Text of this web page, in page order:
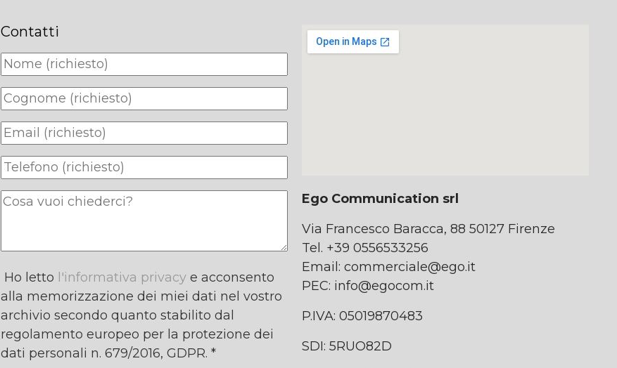
Contatti
Ho letto l'informativa privacye acconsento
alla memorizzazione dei miei dati nel vostro
archivio secondo quanto stabilito dal
regolamento europeo per la protezione dei
dati personali n. 679/2016, GDPR. *
Ego Communication srl
Via Francesco Baracca, 88 50127 Firenze
Tel. +39 0556533256
Email: commerciale@ego.it
PEC: info@egocom.it
P.IVA: 05019870483
SDI: 5RUO82D